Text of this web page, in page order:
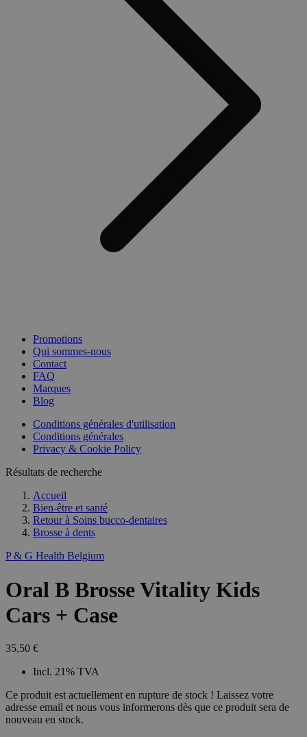
Promotions
Qui sommes-nous
Contact
FAQ
Marques
Blog
Conditions générales d'utilisation
Conditions générales
Privacy & Cookie Policy
Résultats de recherche
Accueil
Bien-être et santé
Retour à Soins bucco-dentaires
Brosse à dents
P & G Health Belgium
Oral B Brosse Vitality Kids
Cars + Case
35,50 €
Incl. 21% TVA
Ce produit est actuellement en rupture de stock ! Laissez votre
adresse email et nous vous informerons dès que ce produit sera de
nouveau en stock.